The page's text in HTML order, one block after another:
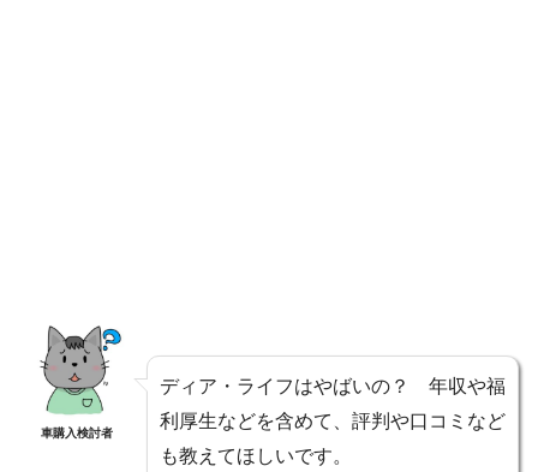
車購入検討者
ディア・ライフはやばいの？ 年収や福
利厚生などを含めて、評判や口コミなど
も教えてほしいです。